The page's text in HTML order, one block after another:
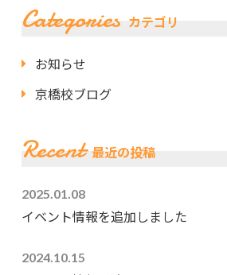
Categories カテゴリ
お知らせ
京橋校ブログ
Recent 最近の投稿
2025.01.08
イベント情報を追加しました
2024.10.15